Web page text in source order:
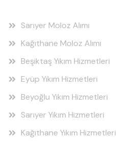
Sarıyer Moloz Alımı
Kağıthane Moloz Alımı
Beşiktaş Yıkım Hizmetleri
Eyüp Yıkım Hizmetleri
Beyoğlu Yıkım Hizmetleri
Sarıyer Yıkım Hizmetleri
Kağıthane Yıkım Hizmetleri